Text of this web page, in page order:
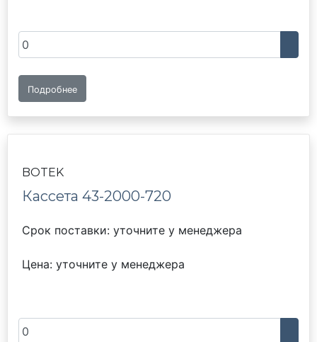
Подробнее
BOTEK
Кассета 43-2000-720
Срок поставки: уточните у менеджера
Цена: уточните у менеджера